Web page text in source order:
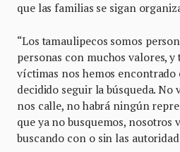
que las familias se sigan
“Los tamaulipecos somos
personas con muchos valores, y
víctimas nos hemos encontrado
decidido seguir la búsqueda. No
nos calle, no habrá ningún
que ya no busquemos, nosotros
buscando con o sin las